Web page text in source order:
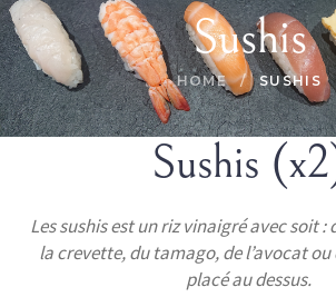
Sushis
HOME / SUSHIS
Sushis
Les sushis est un riz vinaigré avec soit :
la crevette, du tamago, de l’avocat ou
placé au dessus.